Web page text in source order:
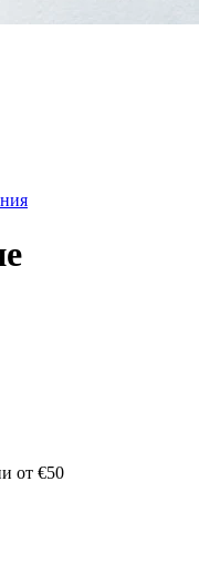
от €50